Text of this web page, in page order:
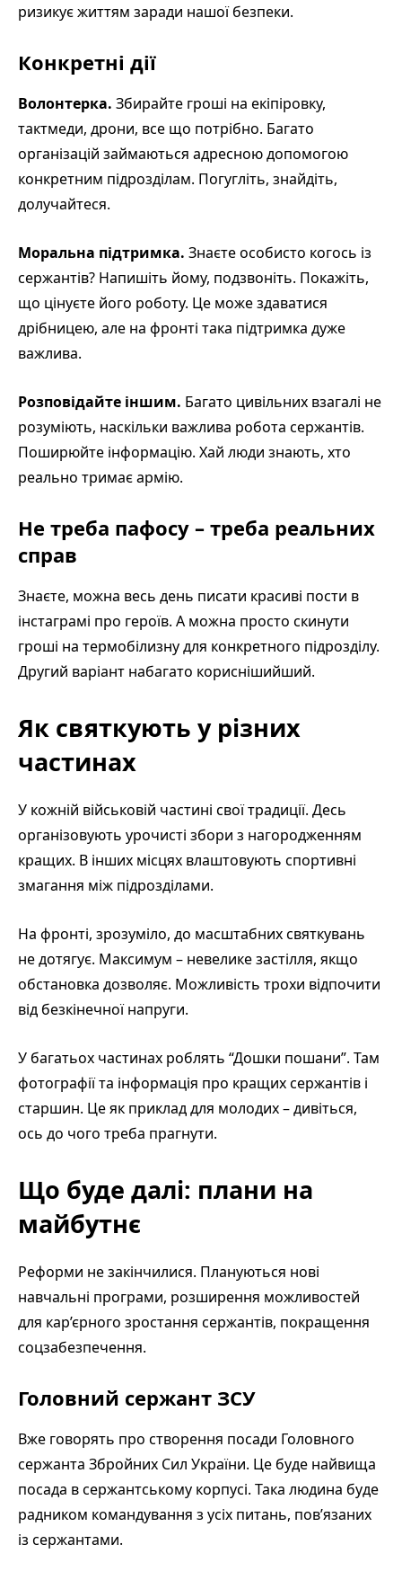
ризикує життям заради нашої безпеки.
Конкретні дії
Волонтерка. Збирайте гроші на екіпіровку,
тактмеди, дрони, все що потрібно. Багато
організацій займаються адресною допомогою
конкретним підрозділам. Погугліть, знайдіть,
долучайтеся.
Моральна підтримка. Знаєте особисто когось із
сержантів? Напишіть йому, подзвоніть. Покажіть,
що цінуєте його роботу. Це може здаватися
дрібницею, але на фронті така підтримка дуже
важлива.
Розповідайте іншим. Багато цивільних взагалі не
розуміють, наскільки важлива робота сержантів.
Поширюйте інформацію. Хай люди знають, хто
реально тримає армію.
Не треба пафосу – треба реальних
справ
Знаєте, можна весь день писати красиві пости в
інстаграмі про героїв. А можна просто скинути
гроші на термобілизну для конкретного підрозділу.
Другий варіант набагато кориснішийший.
Як святкують у різних
частинах
У кожній військовій частині свої традиції. Десь
організовують урочисті збори з нагородженням
кращих. В інших місцях влаштовують спортивні
змагання між підрозділами.
На фронті, зрозуміло, до масштабних святкувань
не дотягує. Максимум – невелике застілля, якщо
обстановка дозволяє. Можливість трохи відпочити
від безкінечної напруги.
У багатьох частинах роблять “Дошки пошани”. Там
фотографії та інформація про кращих сержантів і
старшин. Це як приклад для молодих – дивіться,
ось до чого треба прагнути.
Що буде далі: плани на
майбутнє
Реформи не закінчилися. Плануються нові
навчальні програми, розширення можливостей
для кар’єрного зростання сержантів, покращення
соцзабезпечення.
Головний сержант ЗСУ
Вже говорять про створення посади Головного
сержанта Збройних Сил України. Це буде найвища
посада в сержантському корпусі. Така людина буде
радником командування з усіх питань, пов’язаних
із сержантами.